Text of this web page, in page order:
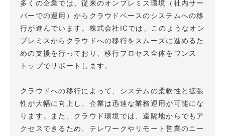
多くの企業では、従来のオンプレミス環境（社内サー
バーでの運用）からクラウドベースのシステムへの移
行が進んでいます。株式会社ICでは、このようなオン
プレミスからクラウドへの移行をスムーズに進めるた
めの支援を行っており、移行プロセス全体をワンス
トップでサポートします。
クラウドへの移行によって、システムの柔軟性と拡張
性が大幅に向上し、企業は迅速な業務運用が可能にな
ります。また、クラウド環境では、遠隔地からでもア
クセスできるため、テレワークやリモート営業のニー